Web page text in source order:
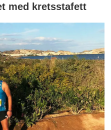
med kretsstafett